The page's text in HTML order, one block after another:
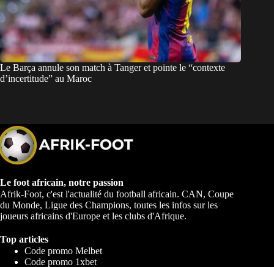
Le Barça annule son match à Tanger et pointe le “contexte
d’incertitude” au Maroc
Le foot africain, notre passion
Afrik-Foot, c'est l'actualité du football africain. CAN, Coupe
du Monde, Ligue des Champions, toutes les infos sur les
joueurs africains d'Europe et les clubs d'Afrique.
Top articles
Code promo Melbet
Code promo 1xbet